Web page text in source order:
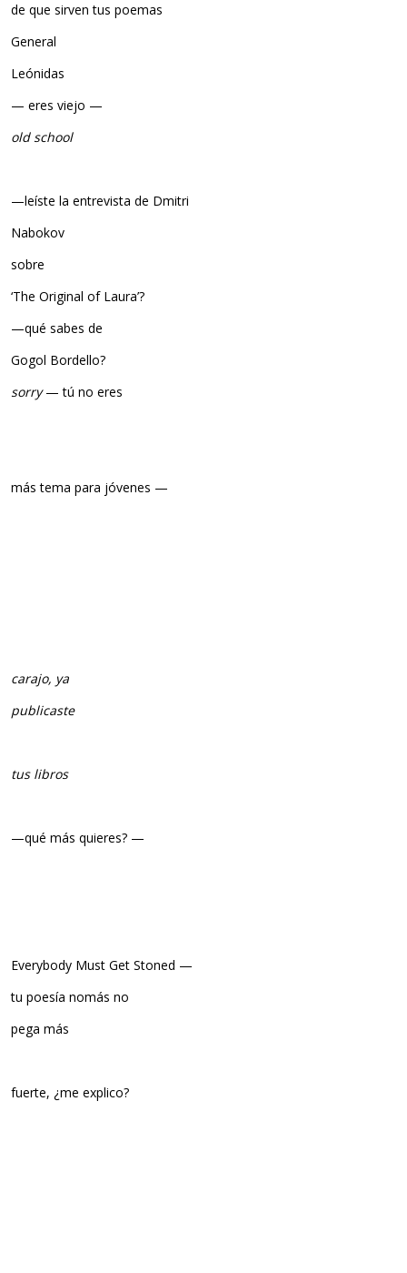
de que sirven tus poemas
General
Leónidas
— eres viejo —
old school
—leíste la entrevista de Dmitri
Nabokov
sobre
‘The Original of Laura’?
—qué sabes de
Gogol Bordello?
sorry— tú no eres
más tema para jóvenes —
carajo, ya
publicaste
tus libros
—qué más quieres? —
Everybody Must Get Stoned —
tu poesía nomás no
pega más
fuerte, ¿me explico?